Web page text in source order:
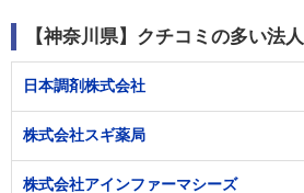
【神奈川県】クチコミの多い法人
日本調剤株式会社
株式会社スギ薬局
株式会社アインファーマシーズ